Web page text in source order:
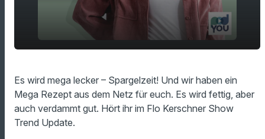
play_arrow
00:00 01:06
Es wird mega lecker – Spargelzeit! Und wir haben ein
Mega Rezept aus dem Netz für euch. Es wird fettig, aber
auch verdammt gut. Hört ihr im Flo Kerschner Show
Trend Update.